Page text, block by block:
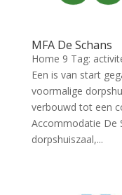
MFA De Schans
Home 9 Tag:
Een is van start
voormalige
verbouwd tot een
Accommodatie De
dorpshuiszaal,...